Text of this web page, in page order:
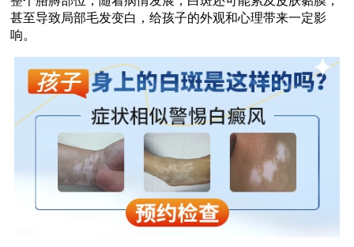
甚至导致局部毛发变白，给孩子的外观和心理带来一定影
响。